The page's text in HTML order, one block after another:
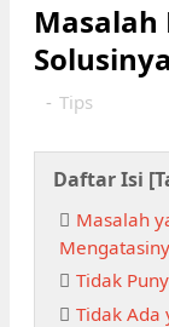
Masalah
Solusinya
- Tips
Daftar Isi [
Masalah
Tidak
Tidak Ada